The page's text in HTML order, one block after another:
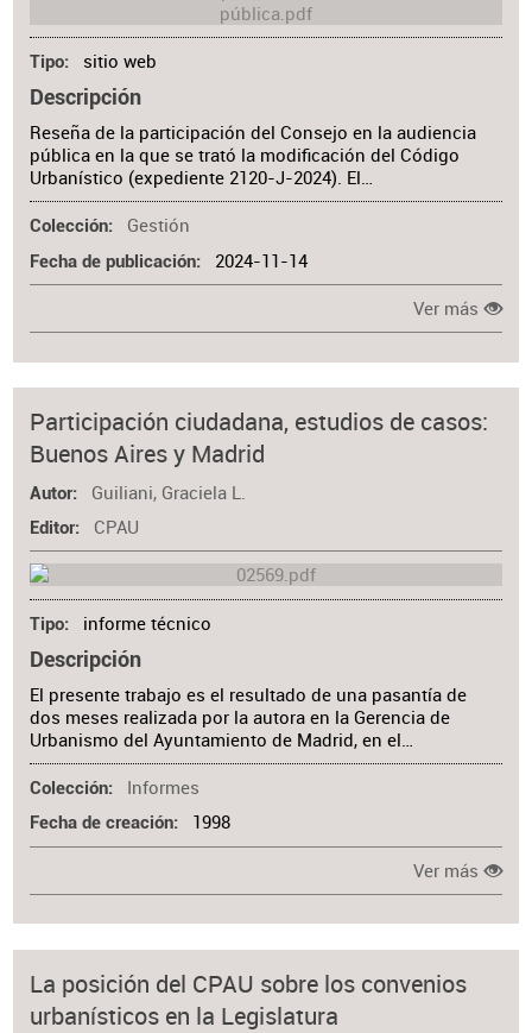
Tipo sitio web
Descripción
Reseña de la participación del Consejo en la audiencia
pública en la que se trató la modificación del Código
Urbanístico (expediente 2120-J-2024). El…
Colección Gestión
Fecha de publicación 2024-11-14
Ver más
Participación ciudadana, estudios de casos:
Buenos Aires y Madrid
Autor Guiliani, Graciela L.
Editor CPAU
Tipo informe técnico
Descripción
El presente trabajo es el resultado de una pasantía de
dos meses realizada por la autora en la Gerencia de
Urbanismo del Ayuntamiento de Madrid, en el…
Colección Informes
Fecha de creación 1998
Ver más
La posición del CPAU sobre los convenios
urbanísticos en la Legislatura